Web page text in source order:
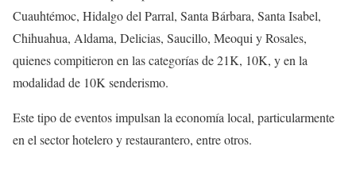
Cuauhtémoc, Hidalgo del Parral, Santa Bárbara, Santa Isabel,
Chihuahua, Aldama, Delicias, Saucillo, Meoqui y Rosales,
quienes compitieron en las categorías de 21K, 10K, y en la
modalidad de 10K senderismo.
Este tipo de eventos impulsan la economía local, particularmente
en el sector hotelero y restaurantero, entre otros.